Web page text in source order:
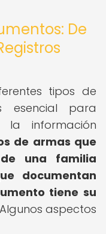
De
tipos de
esencial para
la información
de armas que
una familia
documentan
tiene su
Algunos aspectos